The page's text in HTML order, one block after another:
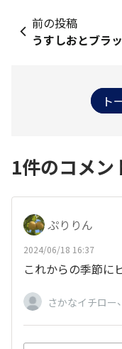
前の投稿
ト
1件のコメン
ぷりりん
2024/06/18 16:37
これからの季節に
さかなイチロー、